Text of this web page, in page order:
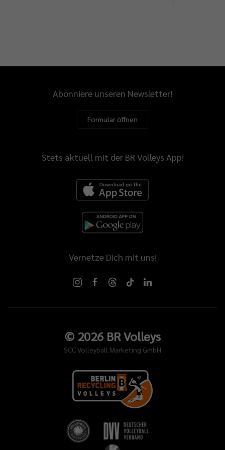
Abonniere unseren Newsletter!
Formular öffnen
Stets aktuell mit der BR Volleys App!
Vernetze Dich mit uns!
© 2026BR Volleys
SCC Volleyball Marketing GmbH